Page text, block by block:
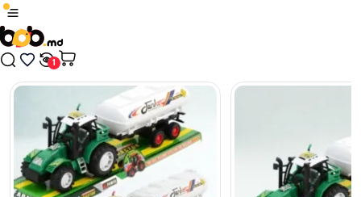
Plăți sigure cu card bancar, prin platforma MAIB, fără
Produsul a fost adăugat în coș